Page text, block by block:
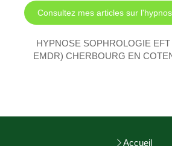
Consultez mes articles sur
HYPNOSE SOPHROLOGIE
EMDR) CHERBOURG EN
Accueil